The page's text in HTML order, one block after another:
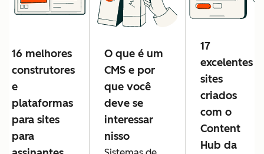
16 melhores
construtores
e
plataformas
para sites
para
O que é um
CMS e por
que você
deve se
interessar
nisso
17
excelentes
sites
criados
com o
Content
Hub da